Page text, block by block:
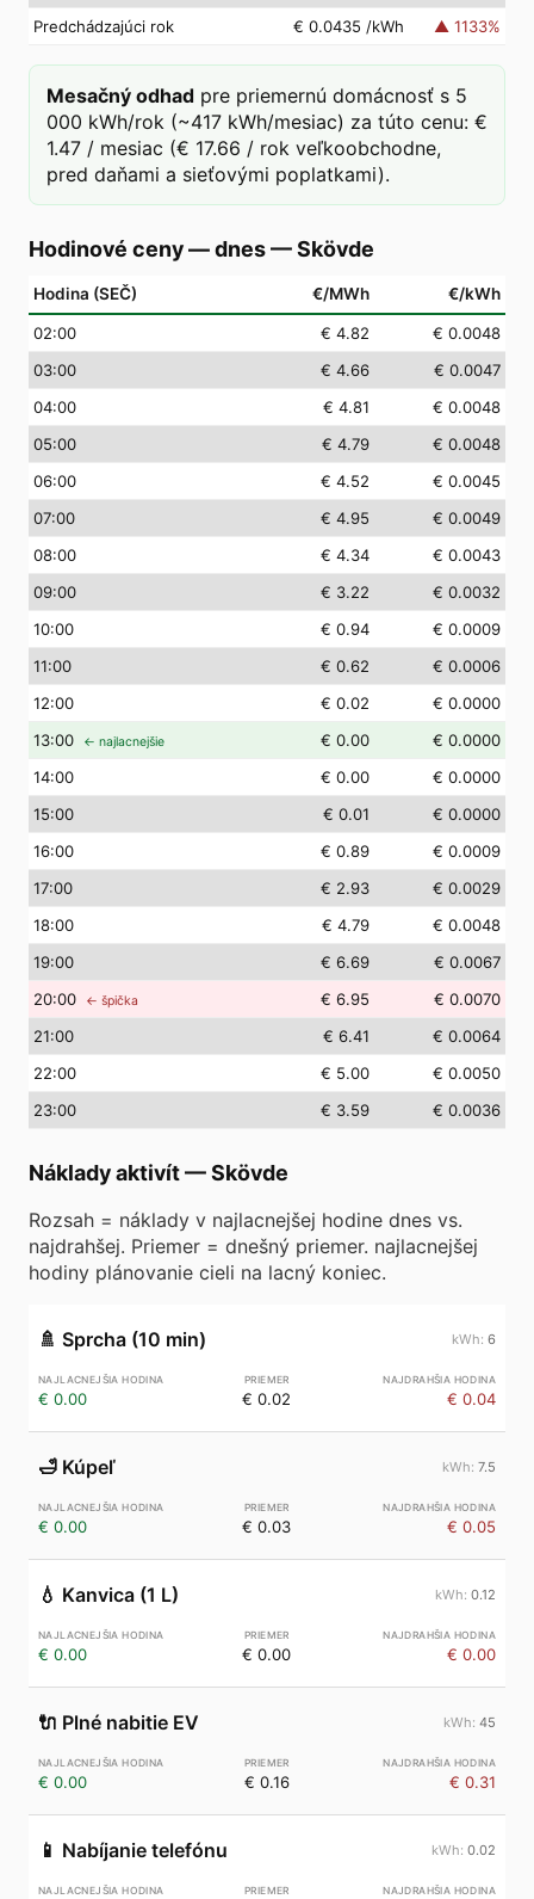
Predchádzajúci rok
€ 0.0435 /kWh ▲ 1133%
Mesačný odhad pre priemernú domácnosť s 5
000 kWh/rok (~417 kWh/mesiac) za túto cenu: €
1.47 / mesiac (€ 17.66 / rok veľkoobchodne,
pred daňami a sieťovými poplatkami).
Hodinové ceny — dnes—Skövde
Hodina (SEČ) €/MWh €/kWh
02:00 € 4.82
€ 0.0048
03:00 € 4.66
€ 0.0047
04:00 € 4.81
€ 0.0048
05:00 € 4.79
€ 0.0048
06:00 € 4.52
€ 0.0045
07:00 € 4.95
€ 0.0049
08:00 € 4.34
€ 0.0043
09:00 € 3.22
€ 0.0032
10:00 € 0.94
€ 0.0009
11:00 € 0.62
€ 0.0006
12:00 € 0.02
€ 0.0000
13:00 ← najlacnejšie € 0.00
€ 0.0000
14:00 € 0.00
€ 0.0000
15:00 € 0.01
€ 0.0000
16:00 € 0.89
€ 0.0009
17:00 € 2.93
€ 0.0029
18:00 € 4.79
€ 0.0048
19:00 € 6.69
€ 0.0067
20:00 ← špička € 6.95
€ 0.0070
21:00 € 6.41
€ 0.0064
22:00 € 5.00
€ 0.0050
23:00 € 3.59 € 0.0036
Náklady aktivít—Skövde
Rozsah = náklady v najlacnejšej hodine dnes vs.
najdrahšej. Priemer = dnešný priemer. najlacnejšej
hodiny plánovanie cieli na lacný koniec.
🚿 Sprcha (10 min) 6
€ 0.00 € 0.02 € 0.04
🛁 Kúpeľ 7.5
€ 0.00 € 0.03 € 0.05
💧 Kanvica (1 L) 0.12
€ 0.00 € 0.00 € 0.00
🔌 Plné nabitie EV 45
€ 0.00 € 0.16 € 0.31
📱 Nabíjanie telefónu 0.02